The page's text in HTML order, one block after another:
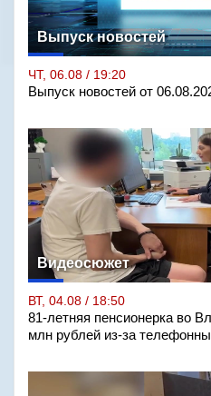
Выпуск новостей
ЧТ, 06.08 / 19:20
Выпуск новостей от
Видеосюжет
ВТ, 04.08 / 18:50
81-летняя пенсионерка во
млн рублей из-за